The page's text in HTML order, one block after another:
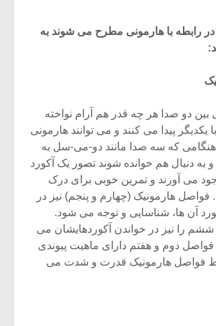
رابطه با هارمونی مطرح می شوند به
بین دو صدا هر چه قدر هم آرام نواخته
یکدیگر پیدا می کنند و می توانند هارمونی
هنگامی که سه صدا مانند دو-می-سل به
به دنیال هم خوانده شوند تصور یک آکورد
می آورند و تمرین خوبی برای درک
فواصل هارمونیک (چهارم و پنجم) نیز در
آن ها، شناسایی و توجه می شود.
را نیز در خواندن آکوردهایشان می
دوم و هفتم دارای ماهیت پیوندی
فواصل هارمونیک قدرت و شدت می
میکلوش روژا
یادداشتی بر موسیقی
متن فیلم «متری
دوره